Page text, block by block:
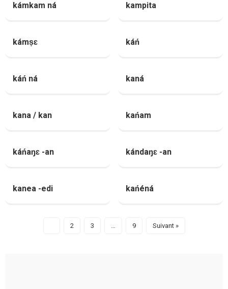
kámkam ná kampita
kámṣɛ káń
káń ná kaná
kana / kan kańam
káńaŋɛ -an kándaŋɛ -an
kanea -edi kańéná
2 3 … 9 Suivant »